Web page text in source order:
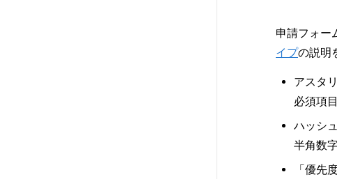
申請フォー
イプの説明
アスタ
必須項
ハッシ
半角数
「優先